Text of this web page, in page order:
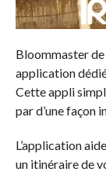
Bloommaster
application
Cette appli
par d’une façon
L’application
un itinéraire de